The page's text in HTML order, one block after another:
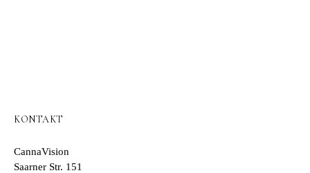
KONTAKT
CannaVision
Saarner Str. 151